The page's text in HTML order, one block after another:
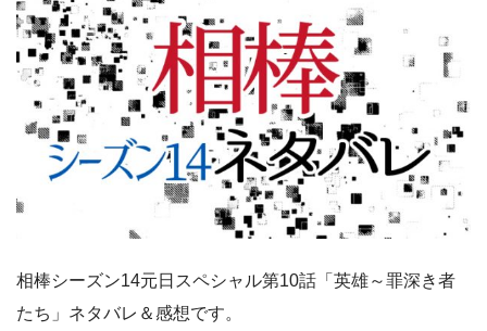
相棒シーズン14元日スペシャル第10話「英雄～罪深き者
たち」ネタバレ＆感想です。